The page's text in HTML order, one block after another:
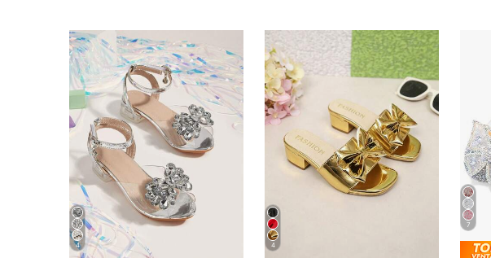
4 4
7